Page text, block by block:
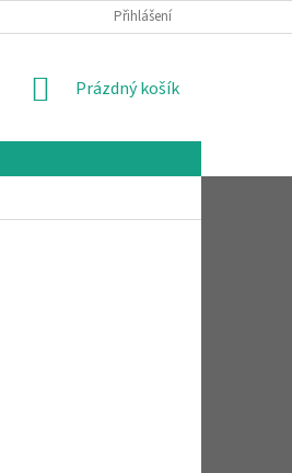
Přihlášení
NÁKUPNÍ
Prázdný košík